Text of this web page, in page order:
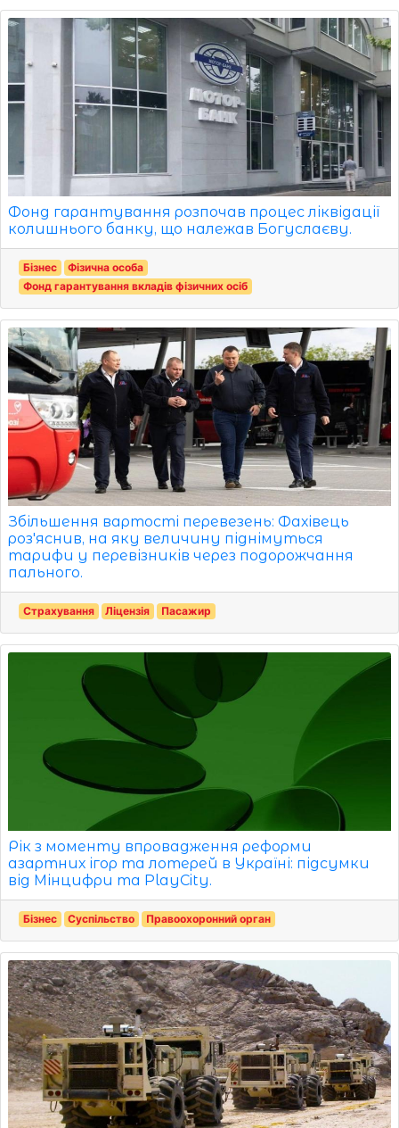
Фонд гарантування розпочав процес ліквідації
колишнього банку, що належав Богуслаєву.
Бізнес
Фізична особа
Фонд гарантування вкладів фізичних осіб
Збільшення вартості перевезень: Фахівець
роз'яснив, на яку величину піднімуться
тарифи у перевізників через подорожчання
пального.
Страхування Ліцензія Пасажир
Рік з моменту впровадження реформи
азартних ігор та лотерей в Україні: підсумки
від Мінцифри та PlayCity.
Бізнес Суспільство Правоохоронний орган